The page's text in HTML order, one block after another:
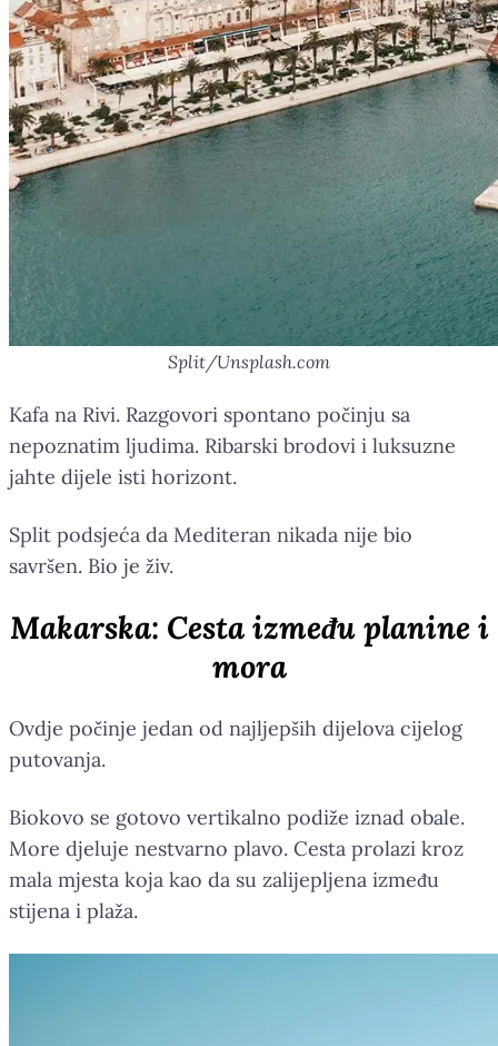
Split/Unsplash.com
Kafa na Rivi. Razgovori spontano počinju sa
nepoznatim ljudima. Ribarski brodovi i luksuzne
jahte dijele isti horizont.
Split podsjeća da Mediteran nikada nije bio
savršen. Bio je živ.
Makarska: Cesta između planine i
mora
Ovdje počinje jedan od najljepših dijelova cijelog
putovanja.
Biokovo se gotovo vertikalno podiže iznad obale.
More djeluje nestvarno plavo. Cesta prolazi kroz
mala mjesta koja kao da su zalijepljena između
stijena i plaža.